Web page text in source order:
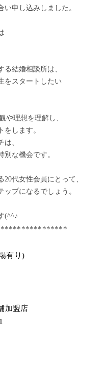
申し込みしました。
結婚相談所は、
をスタートしたい
や理想を理解し、
します。
、
な機会です。
代女性会員にとって、
プになるでしょう。
(^^♪
有り)
加盟店